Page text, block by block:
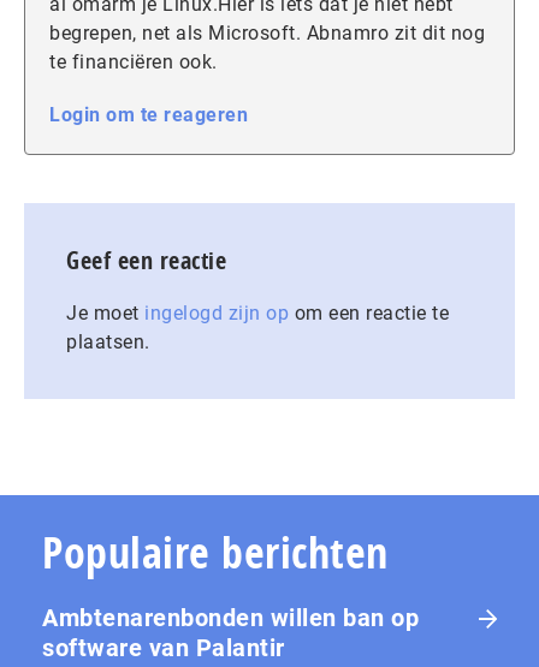
begrepen, net als Microsoft. Abnamro zit dit nog
te financiëren ook.
Login om te reageren
Geef een reactie
Je moet ingelogd zijn op om een reactie te
plaatsen.
Populaire berichten
Ambtenarenbonden willen ban op
software van Palantir